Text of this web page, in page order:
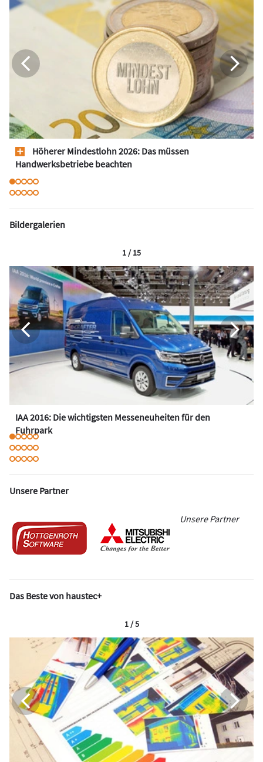
Höherer Mindestlohn 2026: Das müssen
Handwerksbetriebe beachten
Bildergalerien
IAA 2016: Die wichtigsten Messeneuheiten für den
Fuhrpark
1 / 15
Unsere Partner
Unsere Partner
Das Beste von haustec+
1 / 5